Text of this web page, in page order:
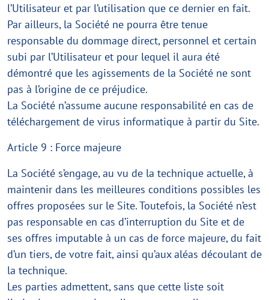
l’Utilisateur et par l’utilisation que ce dernier en fait.
Par ailleurs, la Société ne pourra être tenue
responsable du dommage direct, personnel et certain
subi par l’Utilisateur et pour lequel il aura été
démontré que les agissements de la Société ne sont
pas à l’origine de ce préjudice.
La Société n’assume aucune responsabilité en cas de
téléchargement de virus informatique à partir du Site.
Article 9 : Force majeure
La Société s’engage, au vu de la technique actuelle, à
maintenir dans les meilleures conditions possibles les
offres proposées sur le Site. Toutefois, la Société n’est
pas responsable en cas d’interruption du Site et de
ses offres imputable à un cas de force majeure, du fait
d’un tiers, de votre fait, ainsi qu’aux aléas découlant de
la technique.
Les parties admettent, sans que cette liste soit